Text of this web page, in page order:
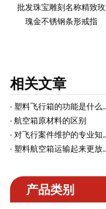
批发珠宝雕刻名称精致玫
瑰金不锈钢条形戒指
相关文章
塑料飞行箱的功能是什么？
航空箱原材料的区别
对飞行案件维护的专业知识
塑料航空箱运输起来更放心吗
产品类别